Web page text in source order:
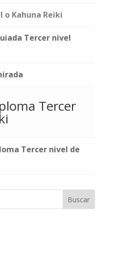
o Kahuna Reiki
Tercer nivel
Tercer
Tercer nivel de